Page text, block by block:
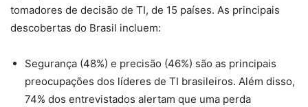
tomadores de decisão de TI, de 15 países. As principais
descobertas do Brasil incluem:
Segurança (48%) e precisão (46%) são as principais
preocupações dos líderes de TI brasileiros. Além disso,
74% dos entrevistados alertam que uma perda